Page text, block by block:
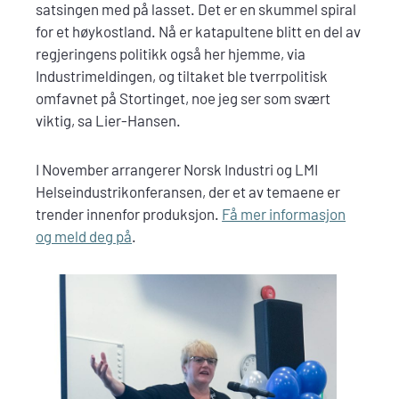
satsingen med på lasset. Det er en skummel spiral
for et høykostland. Nå er katapultene blitt en del av
regjeringens politikk også her hjemme, via
Industrimeldingen, og tiltaket ble tverrpolitisk
omfavnet på Stortinget, noe jeg ser som svært
viktig, sa Lier-Hansen.
I November arrangerer Norsk Industri og LMI
Helseindustrikonferansen, der et av temaene er
trender innenfor produksjon. Få mer informasjon
og meld deg på.